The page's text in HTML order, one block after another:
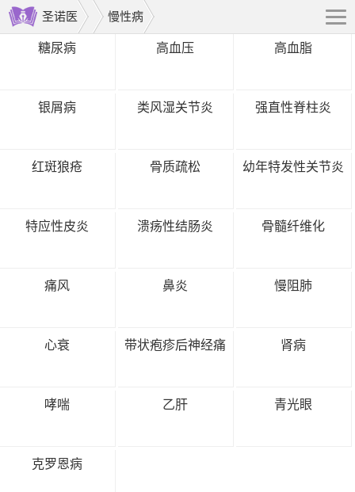
圣诺医 慢性病
糖尿病 高血压 高血脂
银屑病 类风湿关节炎 强直性脊柱炎
红斑狼疮 骨质疏松 幼年特发性关节炎
特应性皮炎 溃疡性结肠炎 骨髓纤维化
痛风 鼻炎 慢阻肺
心衰 带状疱疹后神经痛 肾病
哮喘 乙肝 青光眼
克罗恩病